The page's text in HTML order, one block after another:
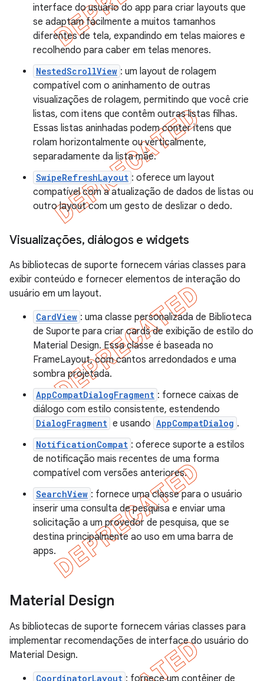
interface do usuário do app para criar layouts que
se adaptam facilmente a muitos tamanhos
diferentes de tela, expandindo em telas maiores e
recolhendo para caber em telas menores.
NestedScrollView : um layout de rolagem
compatível com o aninhamento de outras
visualizações de rolagem, permitindo que você crie
listas, com itens que contêm outras listas filhas.
Essas listas aninhadas podem conter itens que
rolam horizontalmente ou verticalmente,
separadamente da lista mãe.
SwipeRefreshLayout : oferece um layout
compatível com a atualização de dados de listas ou
outro layout com um gesto de deslizar o dedo.
Visualizações, diálogos e widgets
As bibliotecas de suporte fornecem várias classes para
exibir conteúdo e fornecer elementos de interação do
usuário em um layout.
CardView : uma classe personalizada de Biblioteca
de Suporte para criar cards de exibição de estilo do
Material Design. Essa classe é baseada no
FrameLayout, com cantos arredondados e uma
sombra projetada.
AppCompatDialogFragment : fornece caixas de
diálogo com estilo consistente, estendendo
DialogFragment e usando AppCompatDialog .
NotificationCompat : oferece suporte a estilos
de notificação mais recentes de uma forma
compatível com versões anteriores.
SearchView : fornece uma classe para o usuário
inserir uma consulta de pesquisa e enviar uma
solicitação a um provedor de pesquisa, que se
destina principalmente ao uso em uma barra de
apps.
Material Design
As bibliotecas de suporte fornecem várias classes para
implementar recomendações de interface do usuário do
Material Design.
CoordinatorLayout : fornece um contêiner de